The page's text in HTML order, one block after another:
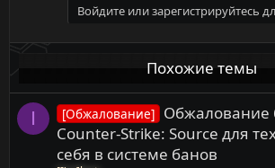
Войдите или зарегистрируйтесь
Похожие темы
I [Обжалование] Обжалование
Counter-Strike: Source для
себя в системе банов